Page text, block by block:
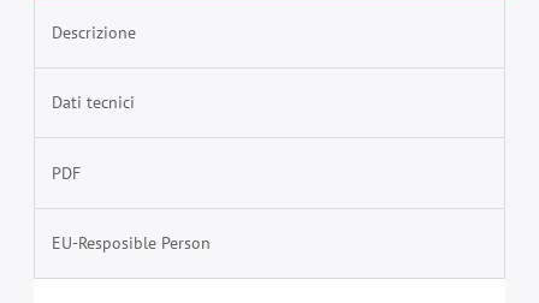
Descrizione
Dati tecnici
PDF
EU-Resposible Person